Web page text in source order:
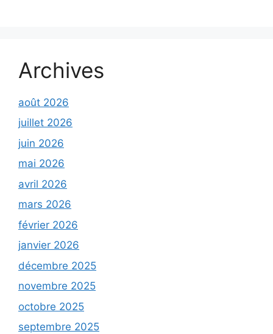
Archives
août 2026
juillet 2026
juin 2026
mai 2026
avril 2026
mars 2026
février 2026
janvier 2026
décembre 2025
novembre 2025
octobre 2025
septembre 2025